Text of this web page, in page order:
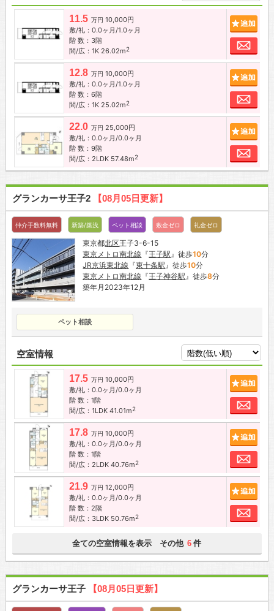
11.5 万円 10,000円
敷/礼：0.0ヶ月/1.0ヶ月
階 数：3階
間/広：1K 26.02m2
お
12.8 万円 10,000円
敷/礼：0.0ヶ月/1.0ヶ月
階 数：6階
間/広：1K 25.02m2
お
22.0 万円 25,000円
敷/礼：0.0ヶ月/0.0ヶ月
階 数：9階
間/広：2LDK 57.48m2
お
グランカーサ王子2 【08月05日更新】
仲介手数料無料 新築/築浅 ペット相談 敷金ゼロ 礼金ゼロ
東京都北区王子3-6-15
東京メトロ南北線 『王子駅 』徒歩10分
JR京浜東北線 『東十条駅 』徒歩10分
東京メトロ南北線 『王子神谷駅 』徒歩8分
築年月2023年12月
ペット相談
空室情報
17.5 万円 10,000円
敷/礼：0.0ヶ月/0.0ヶ月
階 数：1階
間/広：1LDK 41.01m2
お
17.8 万円 10,000円
敷/礼：0.0ヶ月/0.0ヶ月
階 数：1階
間/広：2LDK 40.76m2
お
21.9 万円 12,000円
敷/礼：0.0ヶ月/0.0ヶ月
階 数：2階
間/広：3LDK 50.76m2
お
全ての空室情報を表示 その他 6 件
グランカーサ王子 【08月05日更新】